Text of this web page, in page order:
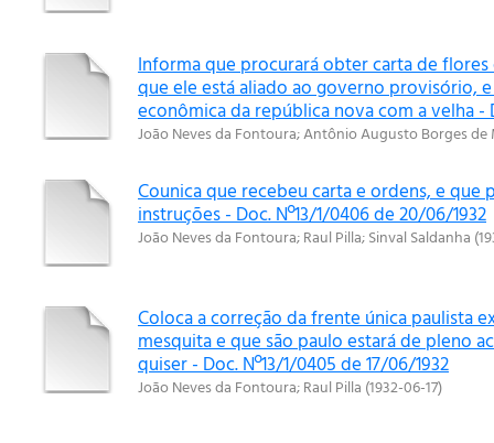
Informa que procurará obter carta de
que ele está aliado ao governo provisório,
econômica da república nova com a velha -
João Neves da Fontoura;Antônio Augusto Borges de
Counica que recebeu carta e ordens, e que
instruções - Doc. Nº13/1/0406 de 20/06/1932
João Neves da Fontoura;Raul Pilla;Sinval Saldanha (
Coloca a correção da frente única paulista
mesquita e que são paulo estará de pleno
quiser - Doc. Nº13/1/0405 de 17/06/1932
João Neves da Fontoura;Raul Pilla (1932-06-17)